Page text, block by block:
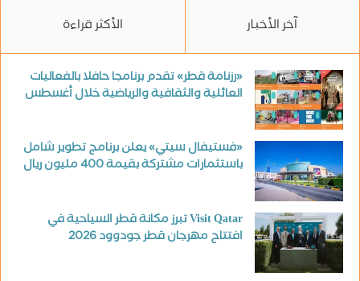
آخر الأخبار الأكثر قراءة
«رزنامة قطر» تقدم برنامجا حافلا بالفعاليات
العائلية والثقافية والرياضية خلال أغسطس
«فستيفال سيتي» يعلن برنامج تطوير شامل
باستثمارات مشتركة بقيمة 400 مليون ريال
Visit Qatar تبرز مكانة قطر السياحية في
افتتاح مهرجان قطر جودوود 2026